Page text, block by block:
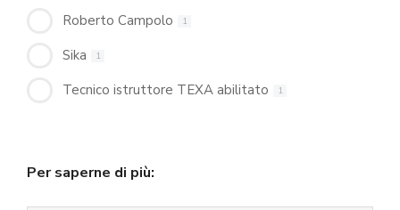
Roberto Campolo 1
Sika 1
Tecnico istruttore TEXA abilitato 1
Per saperne di più: